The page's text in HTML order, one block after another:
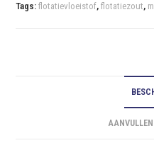
Tags:flotatievloeistof,flotatiezout,